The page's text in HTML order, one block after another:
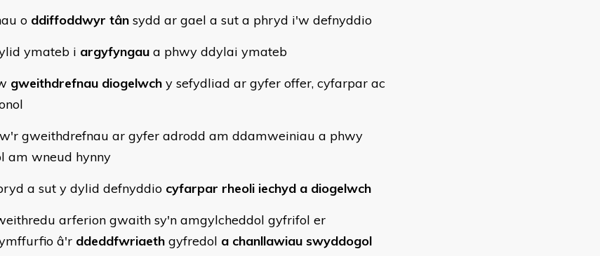
o ddiffoddwyr tân sydd ar gael a sut a phryd i'w defnyddio
ymateb i argyfyngau a phwy ddylai ymateb
gweithdrefnau diogelwch y sefydliad ar gyfer offer, cyfarpar ac
gweithdrefnau ar gyfer adrodd am ddamweiniau a phwy
am wneud hynny
a sut y dylid defnyddio cyfarpar rheoli iechyd a diogelwch
arferion gwaith sy'n amgylcheddol gyfrifol er
â'r ddeddfwriaeth gyfredol a chanllawiau swyddogol